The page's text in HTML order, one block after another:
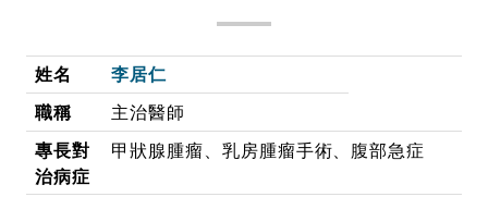
李居仁
主治醫師
甲狀腺腫瘤、乳房腫瘤手術、腹部急症